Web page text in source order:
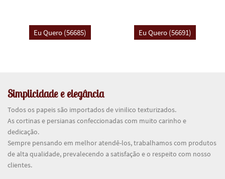
Simplicidade e elegância
Todos os papeis são importados de vinilico texturizados.
As cortinas e persianas confeccionadas com muito carinho e
dedicação.
Sempre pensando em melhor atendê-los, trabalhamos com produtos
de alta qualidade, prevalecendo a satisfação e o respeito com nosso
clientes.